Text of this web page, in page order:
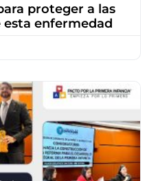
proteger a las
esta enfermedad